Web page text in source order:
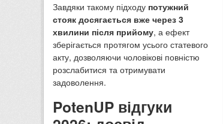
Завдяки такому підходу потужний
стояк досягається вже через 3
хвилини після прийому, а ефект
зберігається протягом усього статевого
акту, дозволяючи чоловікові повністю
розслабитися та отримувати
задоволення.
PotenUP відгуки